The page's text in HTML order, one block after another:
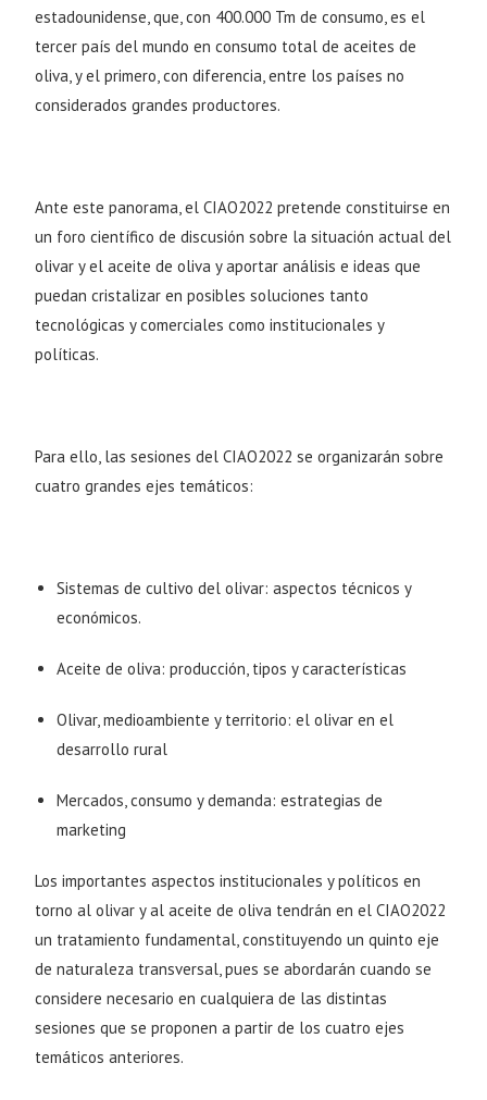
estadounidense, que, con 400.000 Tm de consumo, es el
tercer país del mundo en consumo total de aceites de
oliva, y el primero, con diferencia, entre los países no
considerados grandes productores.
Ante este panorama, el CIAO2022 pretende constituirse en
un foro científico de discusión sobre la situación actual del
olivar y el aceite de oliva y aportar análisis e ideas que
puedan cristalizar en posibles soluciones tanto
tecnológicas y comerciales como institucionales y
políticas.
Para ello, las sesiones del CIAO2022 se organizarán sobre
cuatro grandes ejes temáticos:
Sistemas de cultivo del olivar: aspectos técnicos y
económicos.
Aceite de oliva: producción, tipos y características
Olivar, medioambiente y territorio: el olivar en el
desarrollo rural
Mercados, consumo y demanda: estrategias de
marketing
Los importantes aspectos institucionales y políticos en
torno al olivar y al aceite de oliva tendrán en el CIAO2022
un tratamiento fundamental, constituyendo un quinto eje
de naturaleza transversal, pues se abordarán cuando se
considere necesario en cualquiera de las distintas
sesiones que se proponen a partir de los cuatro ejes
temáticos anteriores.